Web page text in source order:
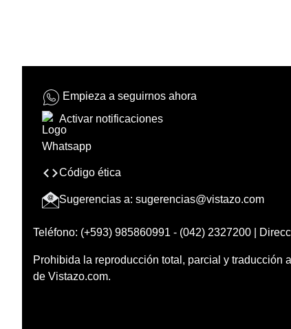
Empieza a seguirnos ahora
Activar notificaciones
Código ética
Sugerencias a: sugerencias@vistazo.com
Teléfono: (+593) 985860991 - (042) 2327200 |
Prohibida la reproducción total, parcial y traducción
de Vistazo.com.